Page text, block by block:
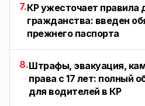
7.КР ужесточает правила
гражданства: введен
прежнего паспорта
8.Штрафы, эвакуация,
права с 17 лет: полный
для водителей в КР